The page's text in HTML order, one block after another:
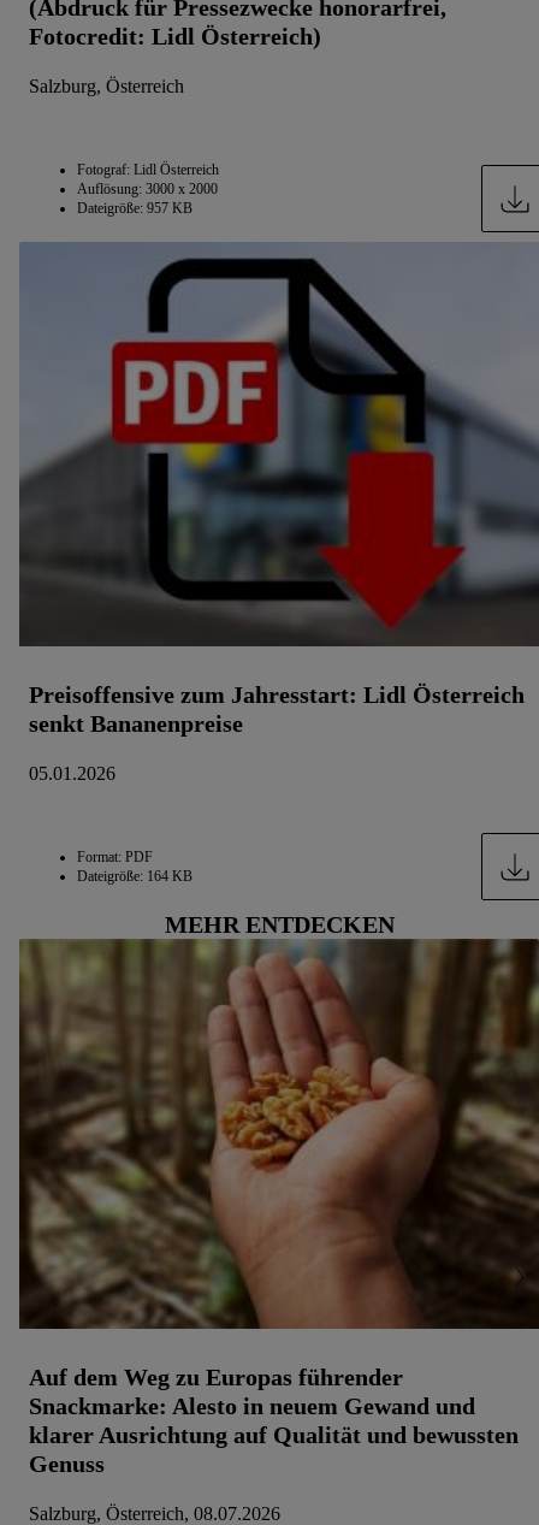
(Abdruck für Pressezwecke honorarfrei,
Fotocredit: Lidl Österreich)
Salzburg, Österreich
Fotograf: Lidl Österreich
Auflösung: 3000 x 2000
Dateigröße: 957 KB
Preisoffensive zum Jahresstart: Lidl Österreich
senkt Bananenpreise
05.01.2026
Format: PDF
Dateigröße: 164 KB
MEHR ENTDECKEN
Auf dem Weg zu Europas führender
Snackmarke: Alesto in neuem Gewand und
klarer Ausrichtung auf Qualität und bewussten
Genuss
Salzburg, Österreich, 08.07.2026